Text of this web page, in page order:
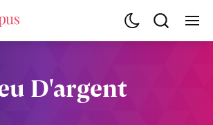
D'argent